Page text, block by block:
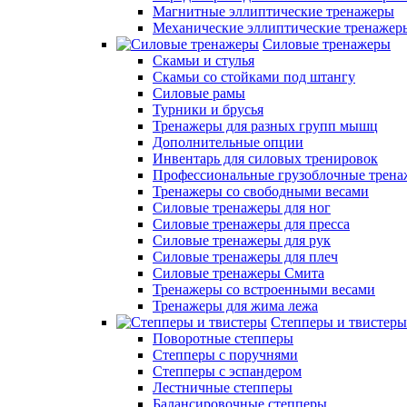
Магнитные эллиптические тренажеры
Механические эллиптические
Силовые тренажеры
Скамьи и стулья
Скамьи со стойками под штангу
Силовые рамы
Турники и брусья
Тренажеры для разных групп мышц
Дополнительные опции
Инвентарь для силовых тренировок
Профессиональные грузоблочные
Тренажеры со свободными весами
Силовые тренажеры для ног
Силовые тренажеры для пресса
Силовые тренажеры для рук
Силовые тренажеры для плеч
Силовые тренажеры Смита
Тренажеры со встроенными весами
Тренажеры для жима лежа
Степперы и твистеры
Поворотные степперы
Степперы с поручнями
Степперы с эспандером
Лестничные степперы
Балансировочные степперы